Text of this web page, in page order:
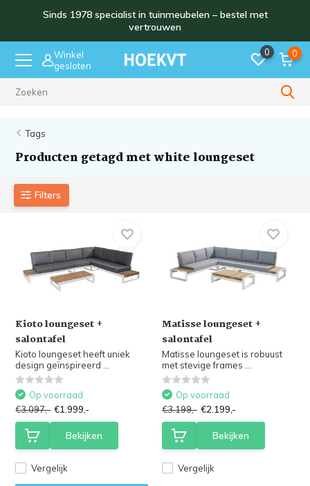
Sinds 1978 specialist in tuinmeubelen – bestel met
vertrouwen
Winkel
gesloten
0 0
Tags
Producten getagd met white loungeset
Filters
Kioto loungeset +
salontafel
Kioto loungeset heeft uniek
design geïnspireerd ...
Vergelijk
Op voorraad
€3.097,- €1.999,-
Bekijken
Matisse loungeset +
salontafel
Matisse loungeset is robuust
met stevige frames ...
Vergelijk
Op voorraad
€3.199,- €2.199,-
Bekijken